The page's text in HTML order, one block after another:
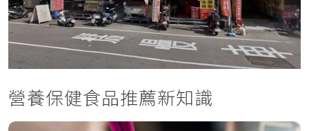
營養保健食品推薦新知識